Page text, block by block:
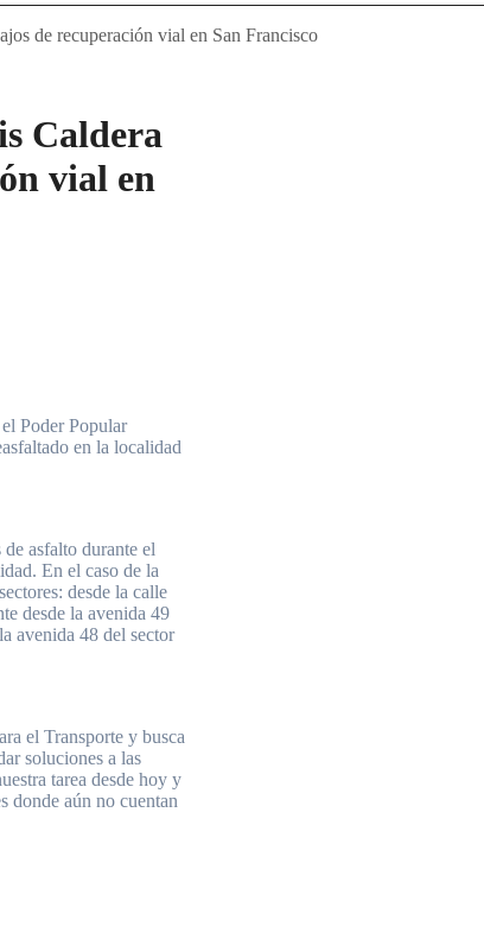
de recuperación vial en San Francisco
Caldera
vial en
Poder Popular
en la localidad
asfalto durante el
En el caso de la
desde la calle
desde la avenida 49
avenida 48 del sector
el Transporte y busca
soluciones a las
tarea desde hoy y
donde aún no cuentan